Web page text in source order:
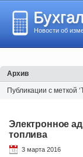
Новости об
Архив
Публикации с меткой
Электронное
топлива
3 марта 2016